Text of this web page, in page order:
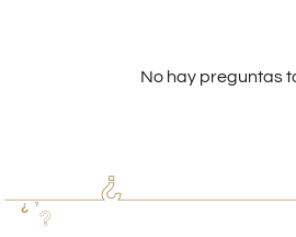
No hay preguntas